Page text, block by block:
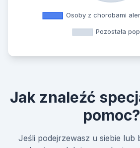
Jak znaleźć
pomoc?
Jeśli podejrzewasz u siebie lub